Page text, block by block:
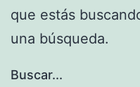
que estás
una búsqueda.
Buscar...